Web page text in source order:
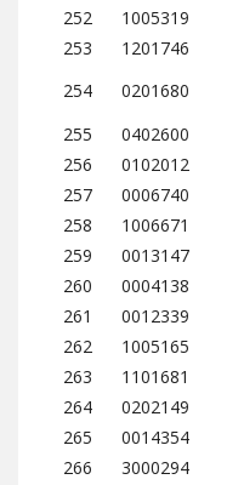
252
1005319
253
1201746
254
0201680
255
0402600
256
0102012
257
0006740
258
1006671
259
0013147
260
0004138
261
0012339
262
1005165
263
1101681
264
0202149
265
0014354
266
3000294